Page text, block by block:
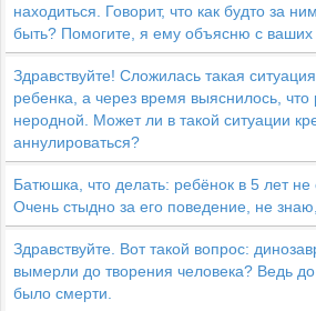
находиться. Говорит, что как будто за
быть? Помогите, я ему объясню с ваших
Здравствуйте! Сложилась такая
ребенка, а через время выяснилось, что
неродной. Может ли в такой ситуации
аннулироваться?
Батюшка, что делать: ребёнок в 5 лет
Очень стыдно за его поведение, не
Здравствуйте. Вот такой вопрос:
вымерли до творения человека? Ведь
было смерти.